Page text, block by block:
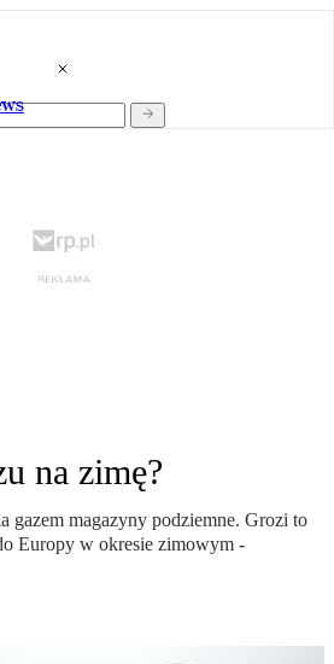
na zimę?
gazem magazyny podziemne. Grozi to
Europy w okresie zimowym -